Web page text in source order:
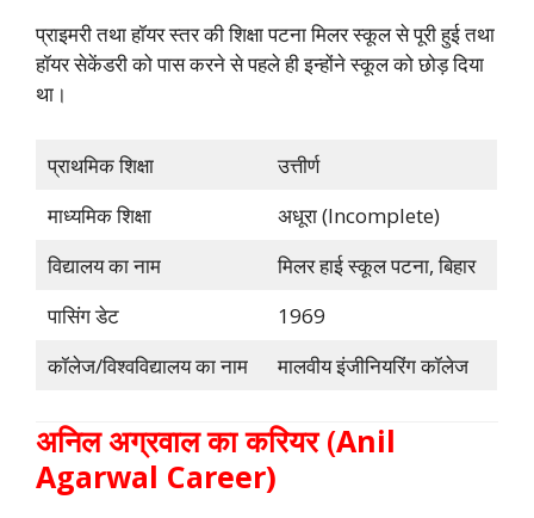
प्राइमरी तथा हॉयर स्तर की शिक्षा पटना मिलर स्कूल से पूरी हुई तथा
हॉयर सेकेंडरी को पास करने से पहले ही इन्होंने स्कूल को छोड़ दिया
था।
प्राथमिक शिक्षा
उत्तीर्ण
माध्यमिक शिक्षा
अधूरा (Incomplete)
विद्यालय का नाम
मिलर हाई स्कूल पटना, बिहार
पासिंग डेट
1969
कॉलेज/विश्वविद्यालय का नाम
मालवीय इंजीनियरिंग कॉलेज
अनिल अग्रवाल का करियर(Anil
Agarwal Career)